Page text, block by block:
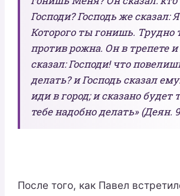
Господи? Господь же сказал:
Которого ты гонишь. Трудно
против рожна. Он в трепете
сказал: Господи! что
делать? и Господь сказал
иди в город; и сказано будет
тебе надобно делать» (Деян.
После того, как Павел